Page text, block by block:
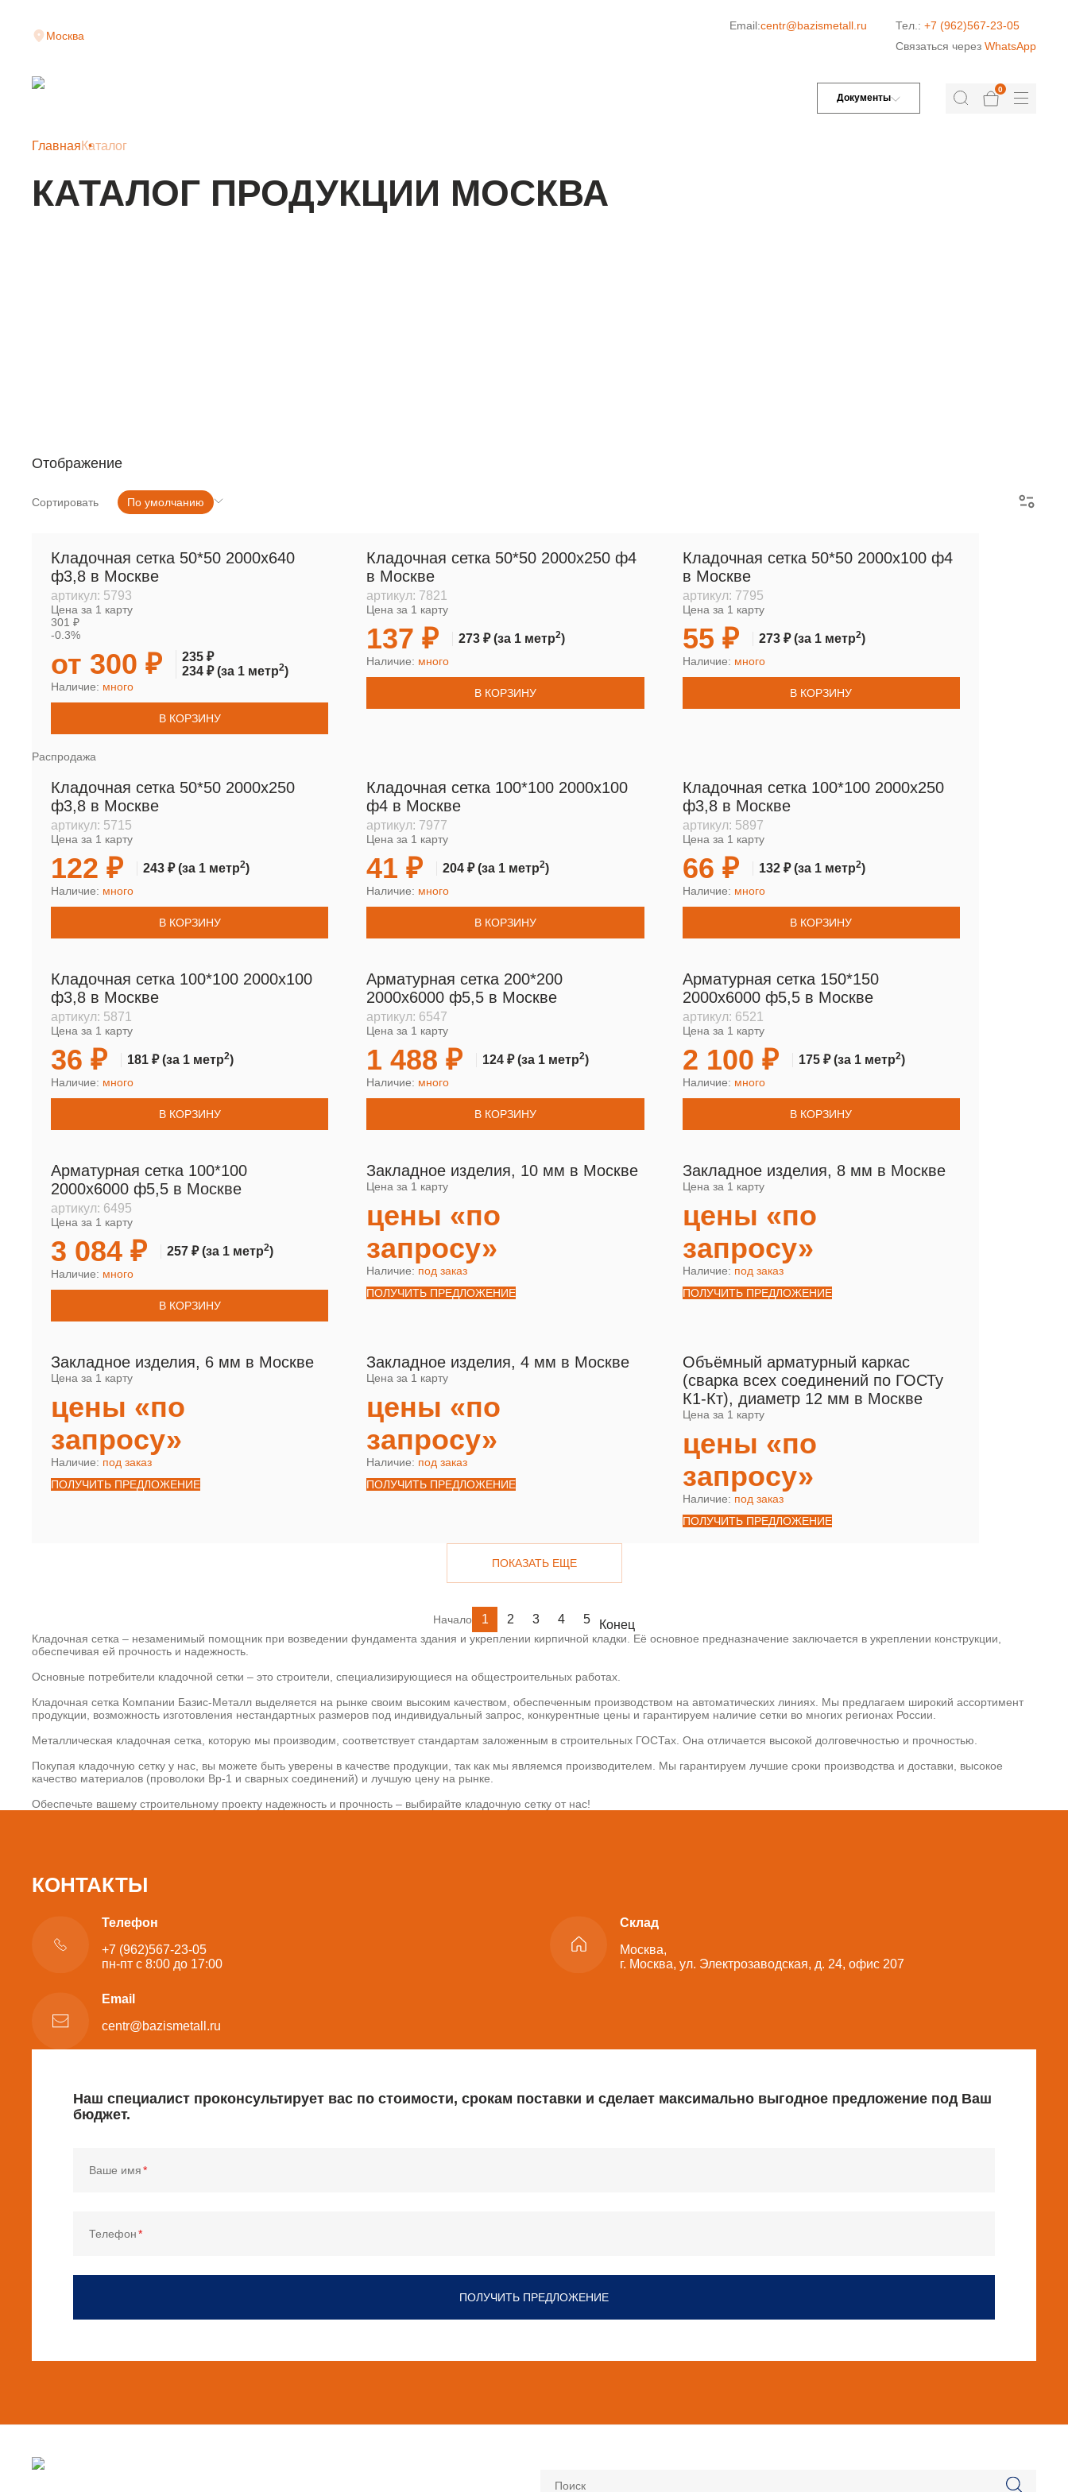
Москва
Email:centr@bazismetall.ru Тел.: +7 (962)567-23-05
Связаться через WhatsApp
Документы
0
Главная Каталог
КАТАЛОГ ПРОДУКЦИИ МОСКВА
Отображение
Сортировать По умолчанию
Кладочная сетка 50*50 2000х640
ф3,8 в Москве
артикул: 5793
Цена за 1 карту
301 ₽
-0.3%
от 300 ₽
235 ₽
234 ₽(за 1 метр2)
Наличие: много
В КОРЗИНУ
Распродажа
Кладочная сетка 50*50 2000х250 ф4
в Москве
артикул: 7821
Цена за 1 карту
137 ₽ 273 ₽(за 1 метр2)
Наличие: много
В КОРЗИНУ
Кладочная сетка 50*50 2000х100 ф4
в Москве
артикул: 7795
Цена за 1 карту
55 ₽ 273 ₽(за 1 метр2)
Наличие: много
В КОРЗИНУ
Кладочная сетка 50*50 2000х250
ф3,8 в Москве
артикул: 5715
Цена за 1 карту
122 ₽ 243 ₽(за 1 метр2)
Наличие: много
В КОРЗИНУ
Кладочная сетка 100*100 2000х100
ф4 в Москве
артикул: 7977
Цена за 1 карту
41 ₽ 204 ₽(за 1 метр2)
Наличие: много
В КОРЗИНУ
Кладочная сетка 100*100 2000х250
ф3,8 в Москве
артикул: 5897
Цена за 1 карту
66 ₽ 132 ₽(за 1 метр2)
Наличие: много
В КОРЗИНУ
Кладочная сетка 100*100 2000х100
ф3,8 в Москве
артикул: 5871
Цена за 1 карту
36 ₽ 181 ₽(за 1 метр2)
Наличие: много
В КОРЗИНУ
Арматурная сетка 200*200
2000х6000 ф5,5 в Москве
артикул: 6547
Цена за 1 карту
1 488 ₽ 124 ₽(за 1 метр2)
Наличие: много
В КОРЗИНУ
Арматурная сетка 150*150
2000х6000 ф5,5 в Москве
артикул: 6521
Цена за 1 карту
2 100 ₽ 175 ₽(за 1 метр2)
Наличие: много
В КОРЗИНУ
Арматурная сетка 100*100
2000х6000 ф5,5 в Москве
артикул: 6495
Цена за 1 карту
3 084 ₽ 257 ₽(за 1 метр2)
Наличие: много
В КОРЗИНУ
Закладное изделия, 10 мм в Москве
Цена за 1 карту
цены «по
запросу»
Наличие: под заказ
ПОЛУЧИТЬ ПРЕДЛОЖЕНИЕ
Закладное изделия, 8 мм в Москве
Цена за 1 карту
цены «по
запросу»
Наличие: под заказ
ПОЛУЧИТЬ ПРЕДЛОЖЕНИЕ
Закладное изделия, 6 мм в Москве
Цена за 1 карту
цены «по
запросу»
Наличие: под заказ
ПОЛУЧИТЬ ПРЕДЛОЖЕНИЕ
Закладное изделия, 4 мм в Москве
Цена за 1 карту
цены «по
запросу»
Наличие: под заказ
ПОЛУЧИТЬ ПРЕДЛОЖЕНИЕ
Объёмный арматурный каркас
(сварка всех соединений по ГОСТу
К1-Кт), диаметр 12 мм в Москве
Цена за 1 карту
цены «по
запросу»
Наличие: под заказ
ПОЛУЧИТЬ ПРЕДЛОЖЕНИЕ
ПОКАЗАТЬ ЕЩЕ
Начало 1 2 3 4 5 Конец
Кладочная сетка – незаменимый помощник при возведении фундамента здания и укреплении кирпичной кладки. Её основное предназначение заключается в укреплении конструкции,
обеспечивая ей прочность и надежность.
Основные потребители кладочной сетки – это строители, специализирующиеся на общестроительных работах.
Кладочная сетка Компании Базис-Металл выделяется на рынке своим высоким качеством, обеспеченным производством на автоматических линиях. Мы предлагаем широкий ассортимент
продукции, возможность изготовления нестандартных размеров под индивидуальный запрос, конкурентные цены и гарантируем наличие сетки во многих регионах России.
Металлическая кладочная сетка, которую мы производим, соответствует стандартам заложенным в строительных ГОСТах. Она отличается высокой долговечностью и прочностью.
Покупая кладочную сетку у нас, вы можете быть уверены в качестве продукции, так как мы являемся производителем. Мы гарантируем лучшие сроки производства и доставки, высокое
качество материалов (проволоки Вр-1 и сварных соединений) и лучшую цену на рынке.
Обеспечьте вашему строительному проекту надежность и прочность – выбирайте кладочную сетку от нас!
КОНТАКТЫ
Телефон
+7 (962)567-23-05
пн-пт с 8:00 до 17:00
Склад
Москва,
г. Москва, ул. Электрозаводская, д. 24, офис 207
Email
centr@bazismetall.ru
Наш специалист проконсультирует вас по стоимости, срокам поставки и сделает максимально выгодное предложение под Ваш
бюджет.
Ваше имя
Телефон
ПОЛУЧИТЬ ПРЕДЛОЖЕНИЕ
Поиск